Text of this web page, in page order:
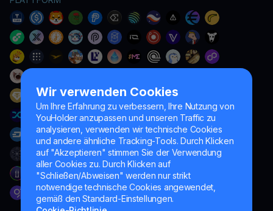
Wir verwenden Cookies
Um Ihre Erfahrung zu verbessern, Ihre Nutzung von
YouHolder anzupassen und unseren Traffic zu
analysieren, verwenden wir technische Cookies
und andere ähnliche Tracking-Tools. Durch Klicken
auf "Akzeptieren" stimmen Sie der Verwendung
aller Cookies zu. Durch Klicken auf
"Schließen/Abweisen" werden nur strikt
notwendige technische Cookies angewendet,
gemäß den Standard-Einstellungen.